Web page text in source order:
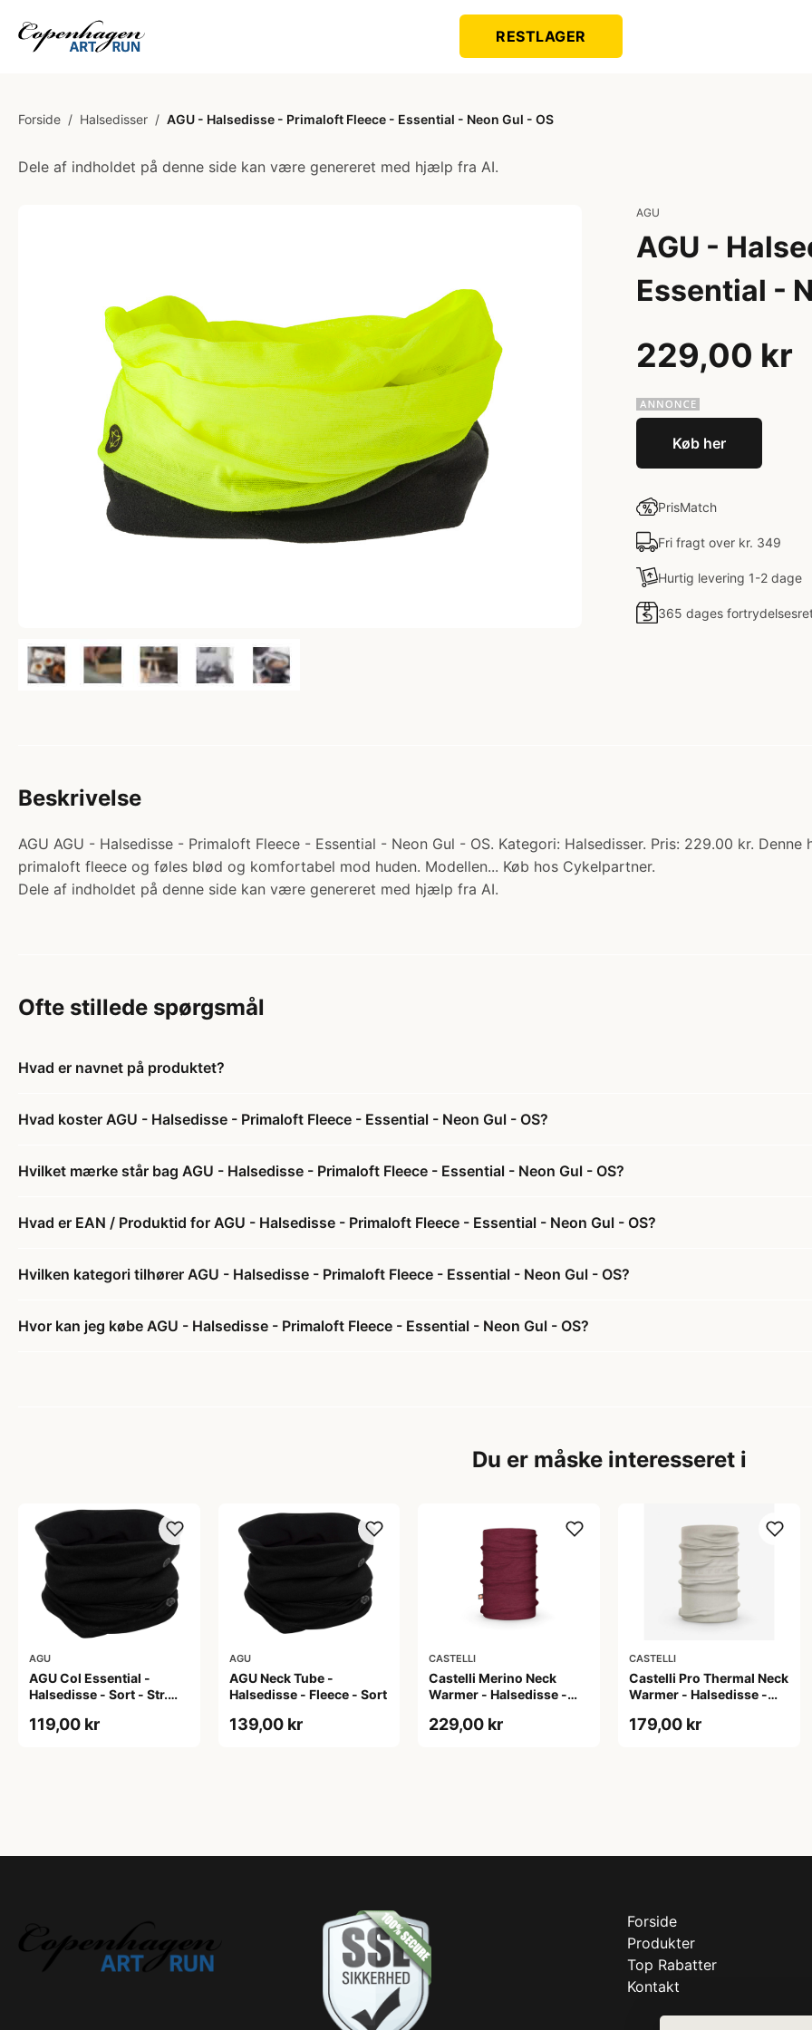
RESTLAGER
Forside / Halsedisser / AGU - Halsedisse - Primaloft Fleece - Essential - Neon Gul - OS
Dele af indholdet på denne side kan være genereret med hjælp fra AI.
AGU
AGU -
Essential -
229,00 kr
Køb her
PrisMatch
Fri fragt over kr. 349
Hurtig levering 1-2 dage
365 dages
Beskrivelse
AGU AGU - Halsedisse - Primaloft Fleece - Essential - Neon Gul - OS. Kategori: Halsedisser. Pris: 229.00 kr.
primaloft fleece og føles blød og komfortabel mod huden. Modellen... Køb hos Cykelpartner.
Dele af indholdet på denne side kan være genereret med hjælp fra AI.
Ofte stillede spørgsmål
Hvad er navnet på produktet?
Hvad koster AGU - Halsedisse - Primaloft Fleece - Essential - Neon Gul - OS?
Hvilket mærke står bag AGU - Halsedisse - Primaloft Fleece - Essential - Neon Gul - OS?
Hvad er EAN / Produktid for AGU - Halsedisse - Primaloft Fleece - Essential - Neon Gul - OS?
Hvilken kategori tilhører AGU - Halsedisse - Primaloft Fleece - Essential - Neon Gul - OS?
Hvor kan jeg købe AGU - Halsedisse - Primaloft Fleece - Essential - Neon Gul - OS?
Du er måske interesseret i
AGU
AGU Col Essential -
Halsedisse - Sort - Str.
119,00 kr
AGU
AGU Neck Tube -
Halsedisse - Fleece - Sort
139,00 kr
CASTELLI
Castelli Merino Neck
Warmer - Halsedisse -
229,00 kr
CASTELLI
Castelli Pro Thermal Neck
Warmer - Halsedisse -
179,00 kr
Forside
Produkter
Top Rabatter
Kontakt